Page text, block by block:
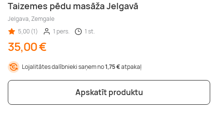
Taizemes pēdu masāža Jelgavā
Jelgava, Zemgale
5,00 (1)
1 pers. 1 st.
35,00 €
Lojalitātes dalībnieki saņem no1,75 €atpakaļ
Apskatīt produktu